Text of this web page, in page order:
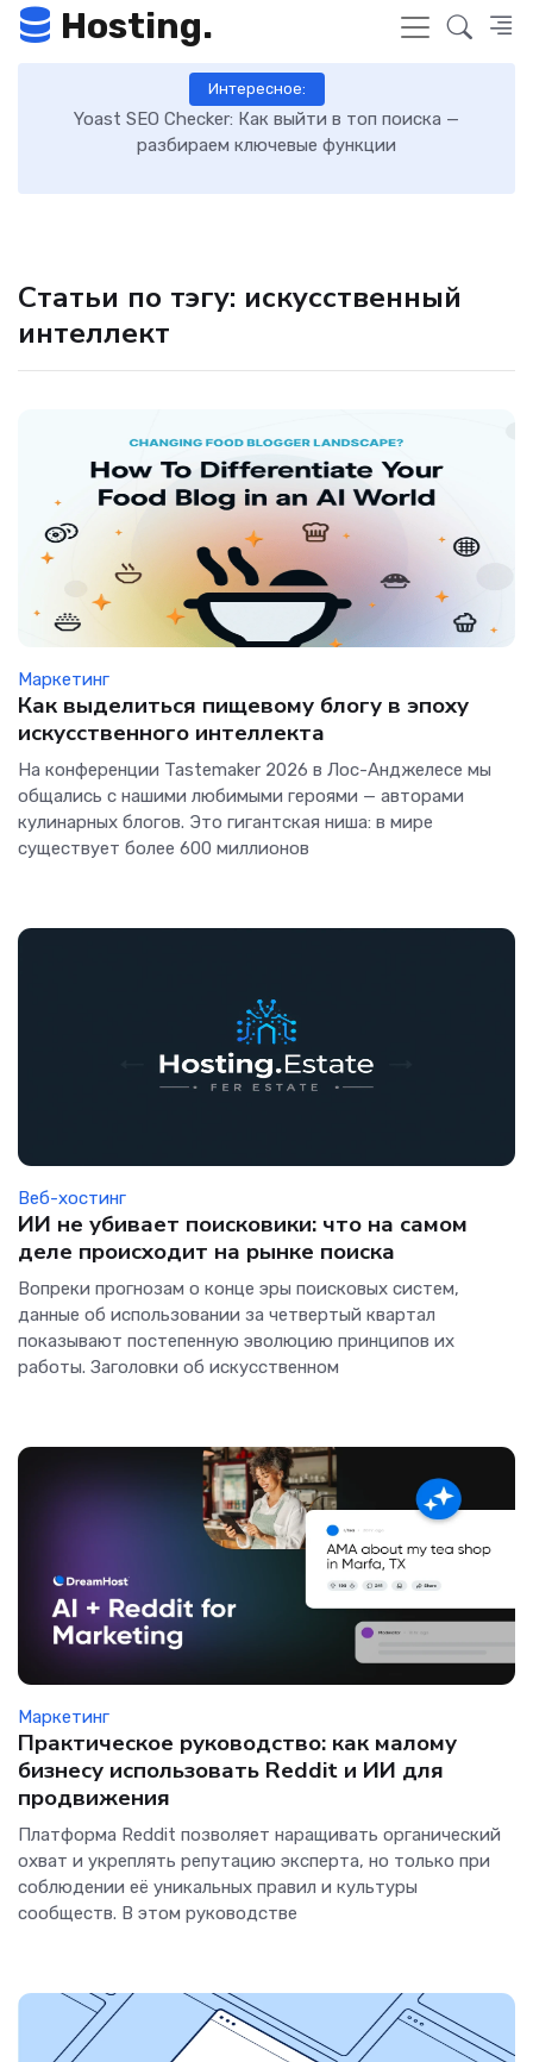
Hosting.
Интересное:
Yoast SEO Checker: Как выйти в топ поиска —
разбираем ключевые функции
Статьи по тэгу: искусственный
интеллект
Маркетинг
Как выделиться пищевому блогу в эпоху
искусственного интеллекта
На конференции Tastemaker 2026 в Лос-Анджелесе мы
общались с нашими любимыми героями — авторами
кулинарных блогов. Это гигантская ниша: в мире
существует более 600 миллионов
Веб-хостинг
ИИ не убивает поисковики: что на самом
деле происходит на рынке поиска
Вопреки прогнозам о конце эры поисковых систем,
данные об использовании за четвертый квартал
показывают постепенную эволюцию принципов их
работы. Заголовки об искусственном
Маркетинг
Практическое руководство: как малому
бизнесу использовать Reddit и ИИ для
продвижения
Платформа Reddit позволяет наращивать органический
охват и укреплять репутацию эксперта, но только при
соблюдении её уникальных правил и культуры
сообществ. В этом руководстве